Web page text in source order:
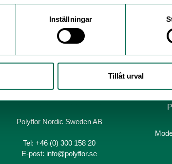
Inställningar
Tillåt urval
introducerar vi ett nytt tejpsystem för
Polyflor Nordic Sweden AB
Tel:+46 (0) 300 158 20
E-post: info@polyflor.se